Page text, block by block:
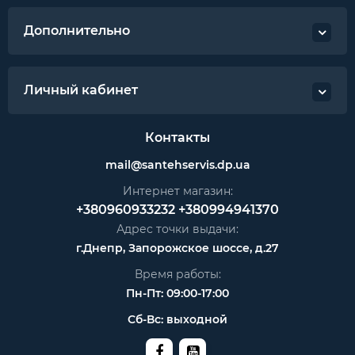
Дополнительно
Личный кабинет
Контакты
mail@santehservis.dp.ua
Интернет магазин:
+380960933232 +380994941370
Адрес точки выдачи:
г.Днепр, Запорожское шоссе, д.27
Время работы:
Пн-Пт: 09:00-17:00
Сб-Вс: выходной